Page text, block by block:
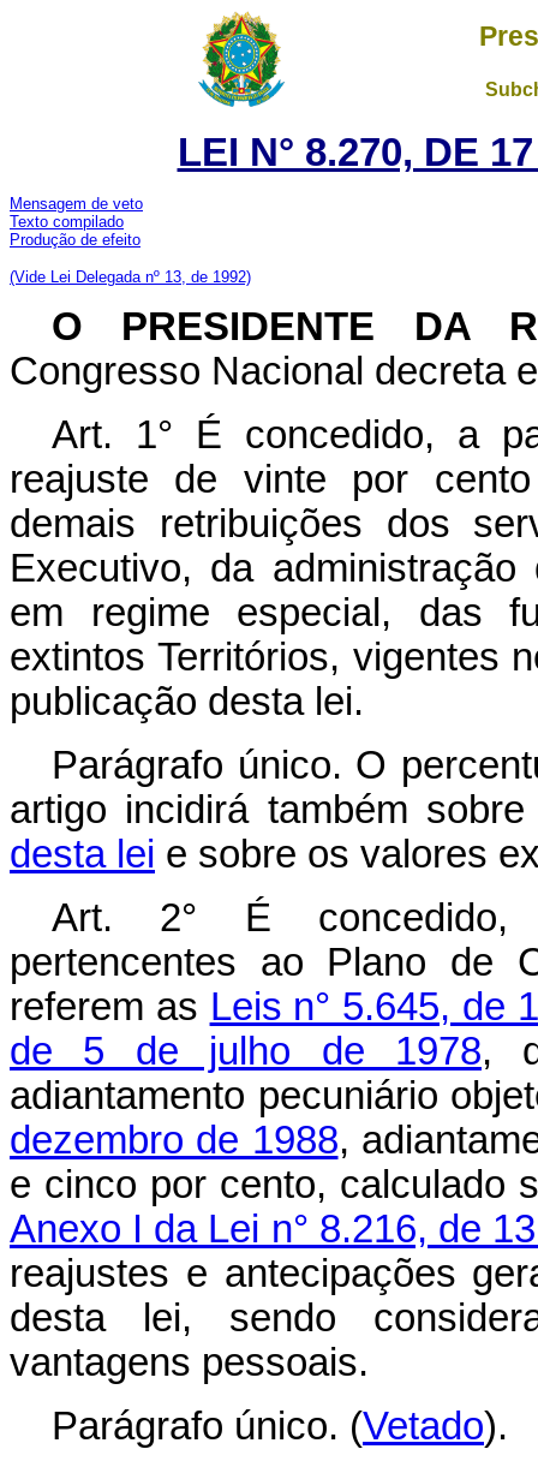
LEI N° 8.270, DE
Mensagem de veto
Texto compilado
Produção de efeito
(Vide Lei Delegada nº 13, de 1992)
O PRESIDENTE DA
Congresso Nacional decreta
Art. 1° É concedido, a
reajuste de vinte por
demais retribuições dos
Executivo, da
em regime especial, das
extintos Territórios, vigentes
publicação desta lei.
Parágrafo único. O
artigo incidirá também
desta lei e sobre os valores
Art. 2° É concedido,
pertencentes ao Plano de
referem as Leis n° 5.645, de
de 5 de julho de 1978,
adiantamento pecuniário
dezembro de 1988,
e cinco por cento, calculado
Anexo I da Lei n° 8.216, de
reajustes e antecipações
desta lei, sendo
vantagens pessoais.
Parágrafo único. (Vetado).